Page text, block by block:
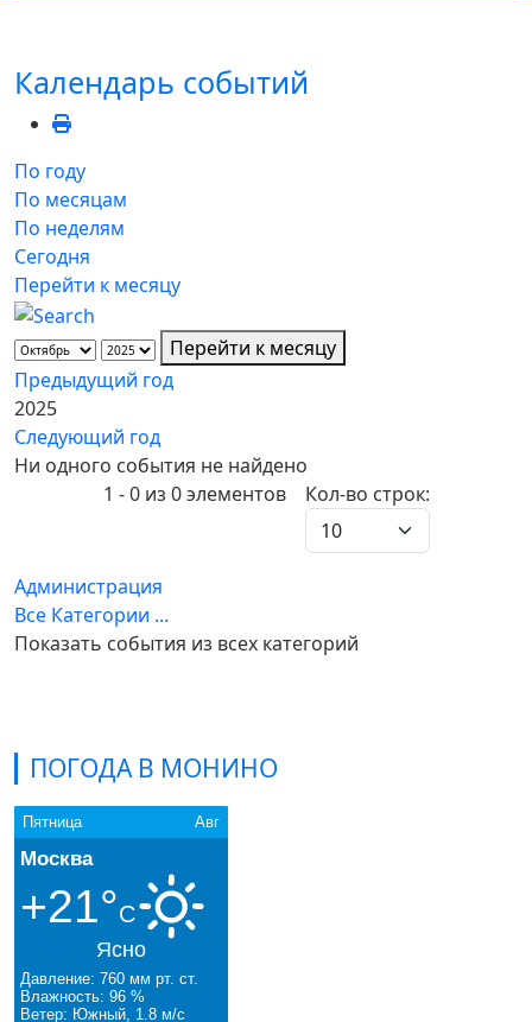
ПОГОДА В МОНИНО
Пятница Авг
Москва
+21°C
Ясно
Давление: 760 мм рт. ст.
Влажность: 96 %
Ветер: Южный, 1.8 м/с
Календарь событий
По году
По месяцам
По неделям
Сегодня
Перейти к месяцу
Перейти к месяцу
Предыдущий год
2025
Следующий год
Ни одного события не найдено
Pagination List Limit
1 - 0 из 0 элементов Кол-во строк:
Администрация
Все Категории ...
Показать события из всех категорий